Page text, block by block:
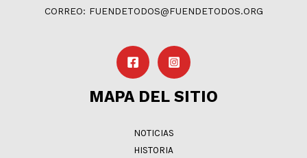
CORREO: FUENDETODOS@FUENDETODOS.ORG
MAPA DEL SITIO
NOTICIAS
HISTORIA